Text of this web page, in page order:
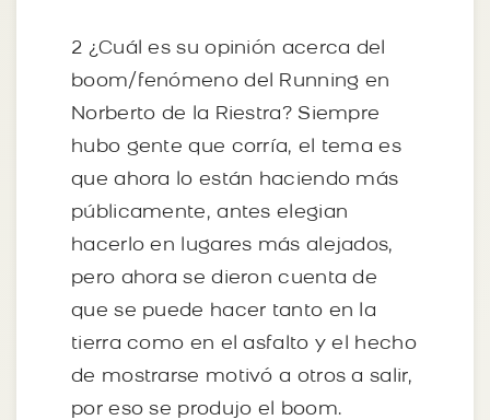
2 ¿Cuál es su opinión acerca del
boom/fenómeno del Running en
Norberto de la Riestra? Siempre
hubo gente que corría, el tema es
que ahora lo están haciendo más
públicamente, antes elegian
hacerlo en lugares más alejados,
pero ahora se dieron cuenta de
que se puede hacer tanto en la
tierra como en el asfalto y el hecho
de mostrarse motivó a otros a salir,
por eso se produjo el boom.